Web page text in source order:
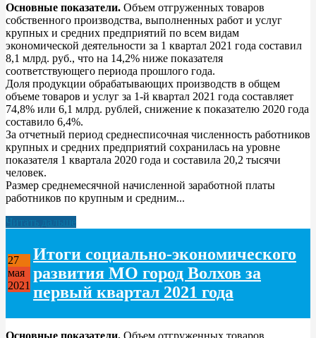
Основные показатели. Объем отгруженных товаров
собственного производства, выполненных работ и услуг
крупных и средних предприятий по всем видам
экономической деятельности за 1 квартал 2021 года составил
8,1 млрд. руб., что на 14,2% ниже показателя
соответствующего периода прошлого года.
Доля продукции обрабатывающих производств в общем
объеме товаров и услуг за 1-й квартал 2021 года составляет
74,8% или 6,1 млрд. рублей, снижение к показателю 2020 года
составило 6,4%.
За отчетный период среднесписочная численность работников
крупных и средних предприятий сохранилась на уровне
показателя 1 квартала 2020 года и составила 20,2 тысячи
человек.
Размер среднемесячной начисленной заработной платы
работников по крупным и средним...
Читать дальше
27
мая
2021
Итоги социально-экономического
развития МО город Волхов за
первый квартал 2021 года
Основные показатели. Объем отгруженных товаров